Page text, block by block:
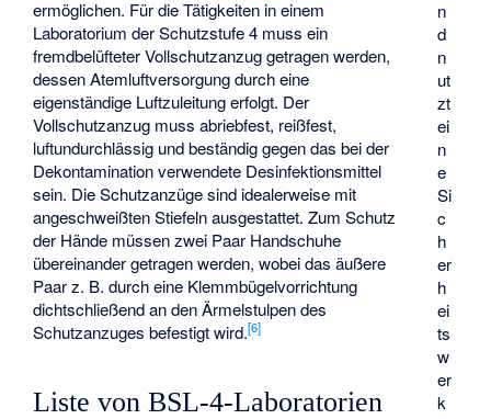
n
d
n
ut
zt
ei
n
e
Si
c
h
er
h
ei
ts
w
er
k
ermöglichen. Für die Tätigkeiten in einem
Laboratorium der Schutzstufe 4 muss ein
fremdbelüfteter Vollschutzanzug getragen werden,
dessen Atemluftversorgung durch eine
eigenständige Luftzuleitung erfolgt. Der
Vollschutzanzug muss abriebfest, reißfest,
luftundurchlässig und beständig gegen das bei der
Dekontamination verwendete Desinfektionsmittel
sein. Die Schutzanzüge sind idealerweise mit
angeschweißten Stiefeln ausgestattet. Zum Schutz
der Hände müssen zwei Paar Handschuhe
übereinander getragen werden, wobei das äußere
Paar z. B. durch eine Klemmbügelvorrichtung
dichtschließend an den Ärmelstulpen des
Schutzanzuges befestigt wird.[6]
Liste von BSL-4-Laboratorien